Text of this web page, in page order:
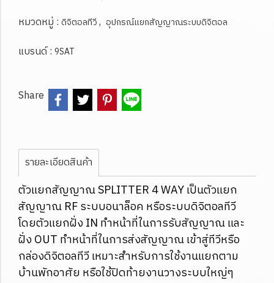
หมวดหมู่ : ดิจิตอลทีวี, อุปกรณ์แยกสัญญาณระบบดิจิตอล
แบรนด์ : 9SAT
Share
รายละเอียดสินค้า
ตัวแยกสัญญาณ SPLITTER 4 WAY เป็นตัวแยก
สัญญาณ RF ระบบอนาล็อค หรือระบบดิจิตอลทีวี
โดยตัวแยกฝั่ง IN ทำหน้าที่ในการรับสัญญาณ และ
ฝั่ง OUT ทำหน้าที่ในการส่งสัญญาณ เข้าสู่ทีวีหรือ
กล่องดิจิตอลทีวี เหมาะสำหรับการใช้งานแยกตาม
บ้านพักอาศัย หรือใช้ปิดท้ายงานวางระบบใหญ่ๆ